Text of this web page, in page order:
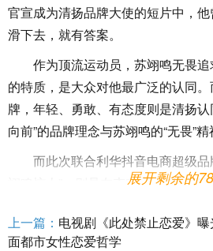
官宣成为清扬品牌大使的短片中，他
滑下去，就有答案。
作为顶流运动员，苏翊鸣无畏
的特质，是大众对他最广泛的认同
牌，年轻、勇敢、有态度则是清扬
向前”的品牌理念与苏翊鸣的“无畏”精
而此次联合利华抖音电商超级品
翊鸣惊人”，则是在夯实“无畏”的基
所“爱”。
展开剩余的
上一篇： 电视剧《此处禁止恋爱》
面都市女性恋爱哲学